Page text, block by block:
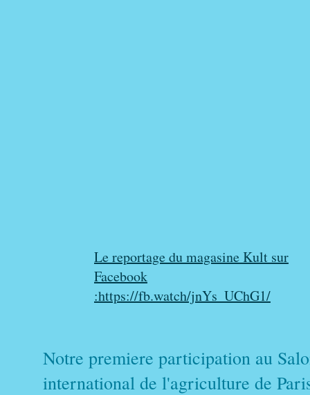
Le reportage du magasine Kult sur
Facebook
:https://fb.watch/jnYs_UChG1/
Notre premiere participation au
international de l'agriculture de